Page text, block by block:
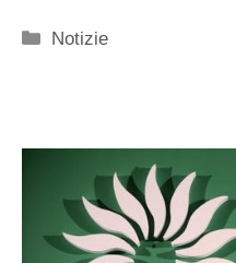
Categorie
Notizie